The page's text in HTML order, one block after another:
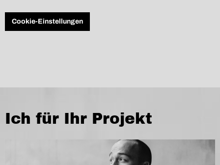
Cookie-Einstellungen
Ich für Ihr Projekt